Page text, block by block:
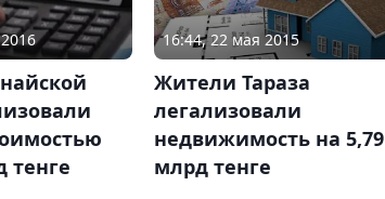
тенге
16:44, 22 мая 2015
Жители Тараза
легализовали
недвижимость на 5,79
млрд тенге